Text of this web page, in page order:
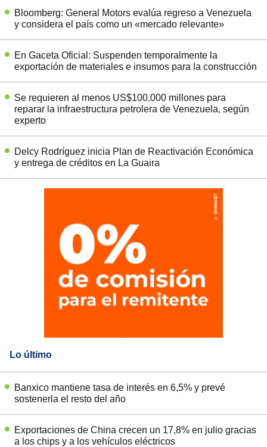
Bloomberg: General Motors evalúa regreso a Venezuela
y considera el país como un «mercado relevante»
En Gaceta Oficial: Suspenden temporalmente la
exportación de materiales e insumos para la construcción
Se requieren al menos US$100.000 millones para
reparar la infraestructura petrolera de Venezuela, según
experto
Delcy Rodríguez inicia Plan de Reactivación Económica
y entrega de créditos en La Guaira
Lo último
Banxico mantiene tasa de interés en 6,5% y prevé
sostenerla el resto del año
Exportaciones de China crecen un 17,8% en julio gracias
a los chips y a los vehículos eléctricos